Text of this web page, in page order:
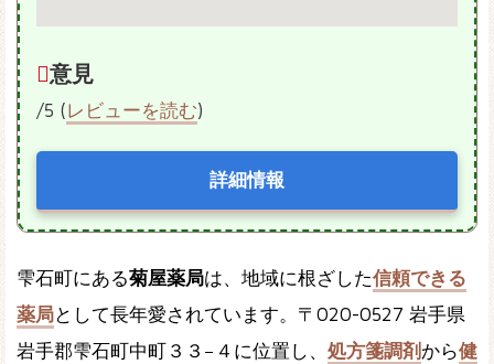
意見
/5 (レビューを読む)
詳細情報
雫石町にある菊屋薬局は、地域に根ざした信頼できる
薬局として長年愛されています。〒020-0527 岩手県
岩手郡雫石町中町３３−４に位置し、 処方箋調剤 から健